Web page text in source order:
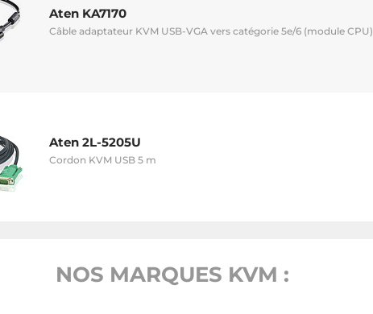
Aten KA7170
Câble adaptateur KVM USB-VGA vers catégorie 5e/6 (module CPU)
Aten 2L-5205U
Cordon KVM USB 5 m
NOS MARQUES KVM :